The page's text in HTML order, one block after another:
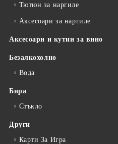
Тютюн за наргиле
Аксесоари за наргиле
Аксесоари и кутии за вино
Безалкохолно
Вода
Бира
Стъкло
Други
Карти За Игра